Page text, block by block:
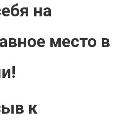
на
место в
к